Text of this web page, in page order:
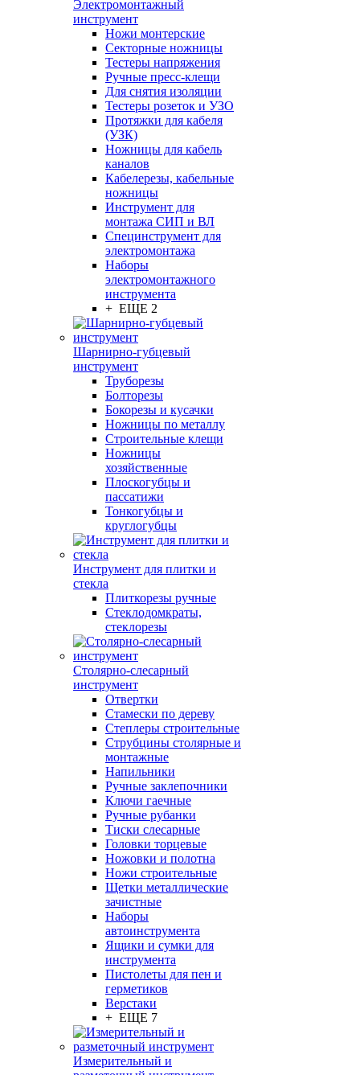
Электромонтажный
инструмент
Ножи монтерские
Секторные ножницы
Тестеры напряжения
Ручные пресс-клещи
Для снятия изоляции
Тестеры розеток и УЗО
Протяжки для кабеля
(УЗК)
Ножницы для кабель
каналов
Кабелерезы, кабельные
ножницы
Инструмент для
монтажа СИП и ВЛ
Специнструмент для
электромонтажа
Наборы
электромонтажного
инструмента
+ ЕЩЕ 2
Шарнирно-губцевый
инструмент
Труборезы
Болторезы
Бокорезы и кусачки
Ножницы по металлу
Строительные клещи
Ножницы
хозяйственные
Плоскогубцы и
пассатижи
Тонкогубцы и
круглогубцы
Инструмент для плитки и
стекла
Плиткорезы ручные
Стеклодомкраты,
стеклорезы
Столярно-слесарный
инструмент
Отвертки
Стамески по дереву
Степлеры строительные
Струбцины столярные и
монтажные
Напильники
Ручные заклепочники
Ключи гаечные
Ручные рубанки
Тиски слесарные
Головки торцевые
Ножовки и полотна
Ножи строительные
Щетки металлические
зачистные
Наборы
автоинструмента
Ящики и сумки для
инструмента
Пистолеты для пен и
герметиков
Верстаки
+ ЕЩЕ 7
Измерительный и